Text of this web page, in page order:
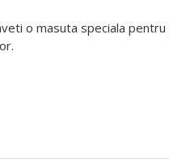
o masuta speciala